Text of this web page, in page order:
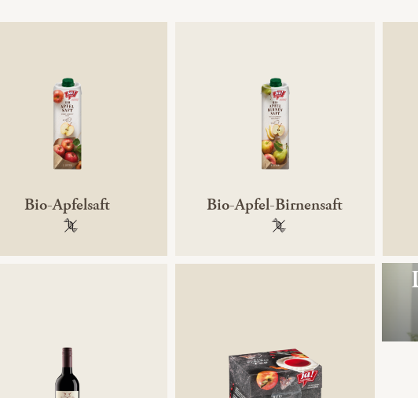
Bio-Apfelsaft
100 % gentechnikfrei
Bio-Apfel-Birnensaft
100 % gentechnikfrei